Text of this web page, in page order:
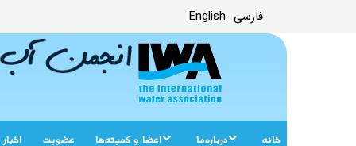
فارسی English
خانه درباره‌ما اعضا و کمیته‌ها عضویت
اخبار